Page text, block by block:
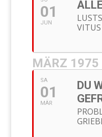
01
JUN
VITUS
MÄRZ 1975
SA
01
MÄR
DU